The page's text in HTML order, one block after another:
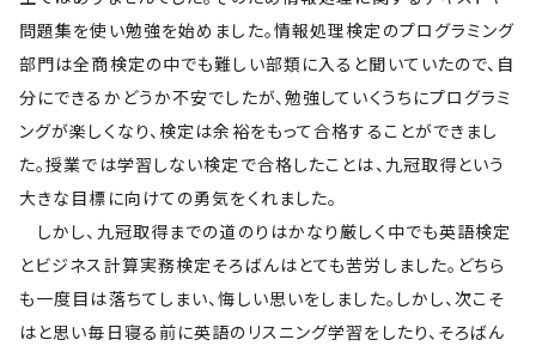
問題集を使い勉強を始めました。情報処理検定のプログラミング
部門は全商検定の中でも難しい部類に入ると聞いていたので、自
分にできるかどうか不安でしたが、勉強していくうちにプログラミ
ングが楽しくなり、検定は余裕をもって合格することができまし
た。授業では学習しない検定で合格したことは、九冠取得という
大きな目標に向けての勇気をくれました。
しかし、九冠取得までの道のりはかなり厳しく中でも英語検定
とビジネス計算実務検定そろばんはとても苦労しました。どちら
も一度目は落ちてしまい、悔しい思いをしました。しかし、次こそ
はと思い毎日寝る前に英語のリスニング学習をしたり、そろばん